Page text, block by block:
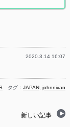
2020.3.14 16:07
タグ：JAPAN ,johnnivan
新しい記事